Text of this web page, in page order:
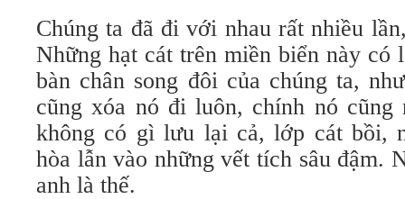
Chúng ta đã đi với nhau rất nhiều
Những hạt cát trên miền biển này có
bàn chân song đôi của chúng ta,
cũng xóa nó đi luôn, chính nó cũng
không có gì lưu lại cả, lớp cát bồi,
hòa lẫn vào những vết tích sâu đậm.
anh là thế.